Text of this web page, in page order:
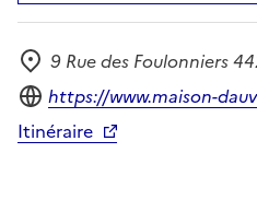
Adresse
9 Rue des Foulonniers
Site internet
https://www.maison-
Itinéraire